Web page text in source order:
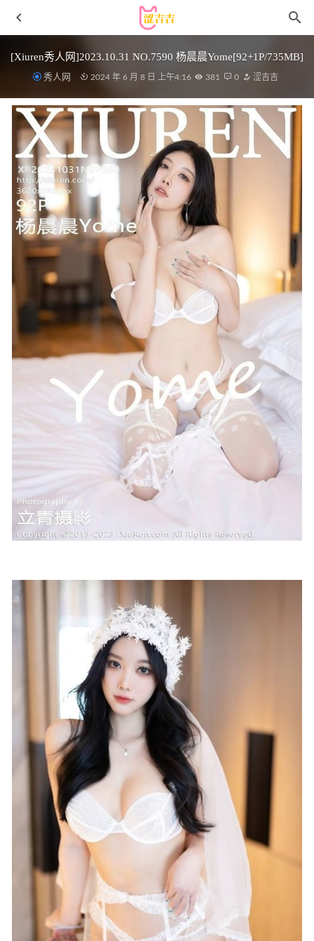
[Xiuren秀人网]2023.10.31 NO.7590 杨晨晨Yome[92+1P/735MB]
秀人网 2024 年 6 月 8 日 上午4:16 381 0 涩吉吉
[Xiuren秀人网]2025.04.23 NO.10185 沐娜娜[74+1P/715MB]
2025-11-11
鬼畜瑶在不在w – NO.63 纱网兔 [35P-104MB]
雨波_HaneAme – NO.313 海贼王One Piece Boa
Hancock+Sepcial Set [90P17V-730M]
2024-04-14
Ulichan – Asuka latex new[48P-422MB] 2025-09-25
[Xiuren秀人网]2023.12.01 NO.7753 幼幼[80+1P/638MB]
2024-07-10